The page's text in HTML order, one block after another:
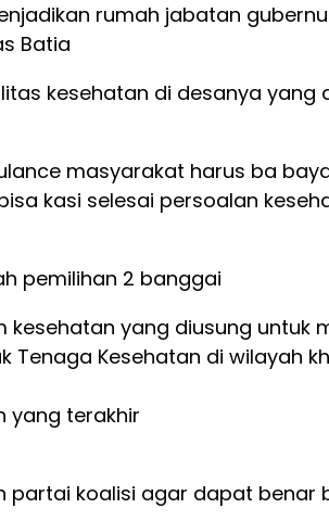
rumah jabatan
Batia
kesehatan di desanya yang
masyarakat harus ba
kasi selesai persoalan
pemilihan 2 banggai
yang diusung untuk
Tenaga Kesehatan di wilayah
yang terakhir
partai koalisi agar dapat benar